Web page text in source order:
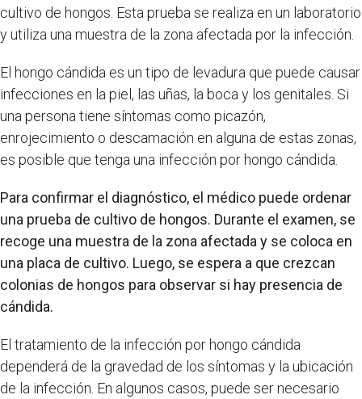
cultivo de hongos. Esta prueba se realiza en un laboratorio
y utiliza una muestra de la zona afectada por la infección.
El hongo cándida es un tipo de levadura que puede causar
infecciones en la piel, las uñas, la boca y los genitales. Si
una persona tiene síntomas como picazón,
enrojecimiento o descamación en alguna de estas zonas,
es posible que tenga una infección por hongo cándida.
Para confirmar el diagnóstico, el médico puede ordenar
una prueba de cultivo de hongos. Durante el examen, se
recoge una muestra de la zona afectada y se coloca en
una placa de cultivo. Luego, se espera a que crezcan
colonias de hongos para observar si hay presencia de
cándida.
El tratamiento de la infección por hongo cándida
dependerá de la gravedad de los síntomas y la ubicación
de la infección. En algunos casos, puede ser necesario